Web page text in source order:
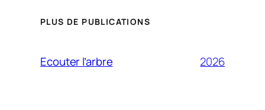
PLUS DE PUBLICATIONS
Ecouter l’arbre 2026